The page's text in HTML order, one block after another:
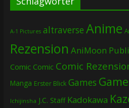
A-1 Pictures altraverse Anime
Rezension AniMoon
Comic Comic Comic
Manga Erster Blick Games
Ichijinsha J.C. Staff Kadokawa